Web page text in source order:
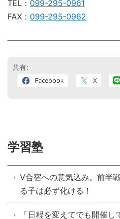
TEL： 099-295-0961
FAX： 099-295-0962
共有:
Facebook X
学習塾
V合宿への意気込み。前半
る子は必ず化ける！
「日程を変えてでも開催